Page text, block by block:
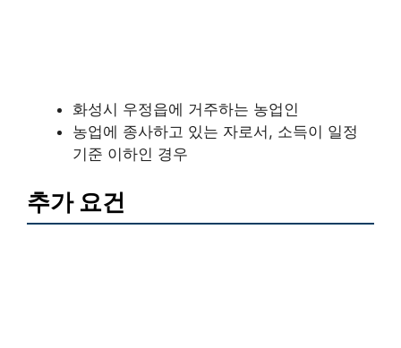
화성시 우정읍에 거주하는 농업인
농업에 종사하고 있는 자로서, 소득이 일정
기준 이하인 경우
추가 요건